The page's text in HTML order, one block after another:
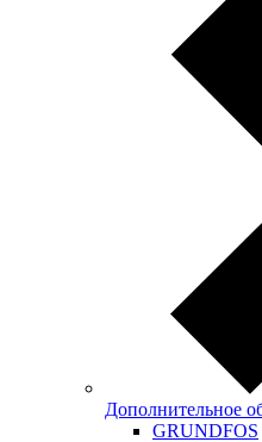
Дополнительное
GRUNDFOS